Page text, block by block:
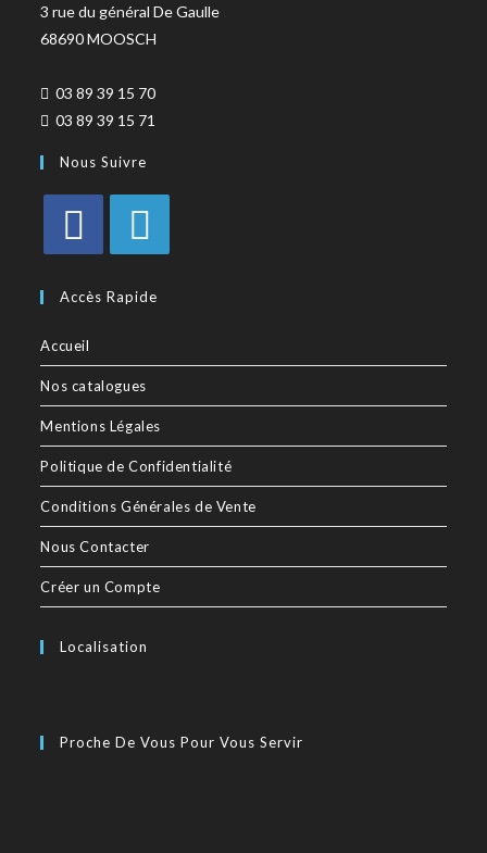
3 rue du général De Gaulle
68690 MOOSCH
03 89 39 15 70
03 89 39 15 71
Nous Suivre
Accès Rapide
Accueil
Nos catalogues
Mentions Légales
Politique de Confidentialité
Conditions Générales de Vente
Nous Contacter
Créer un Compte
Localisation
Proche De Vous Pour Vous Servir